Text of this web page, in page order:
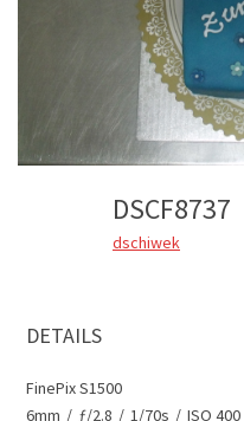
DSCF8737
dschiwek
DETAILS
FinePix S1500
6mm / ƒ/2.8 / 1/70s / ISO 400